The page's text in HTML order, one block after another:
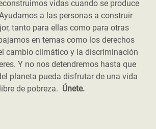
vidas cuando se produce
a las personas a construir
tanto para ellas como para otras
en temas como los derechos
cambio climático y la discriminación
Y no nos detendremos hasta que
planeta pueda disfrutar de una vida
libre de pobreza. Únete.